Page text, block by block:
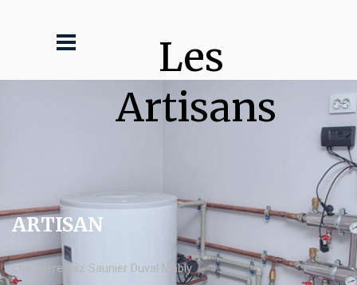
Les
Artisans
ARTISAN
chaudière gaz Saunier Duval Mably